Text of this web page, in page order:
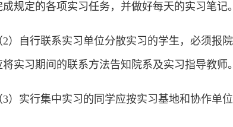
规定的各项实习任务，并做好每天的实习笔记。
2）自行联系实习单位分散实习的学生，必须报
实习期间的联系方法告知院系及实习指导教师。
3）实行集中实习的同学应按实习基地和协作单